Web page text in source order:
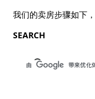
我们的卖房步骤如下
SEARCH